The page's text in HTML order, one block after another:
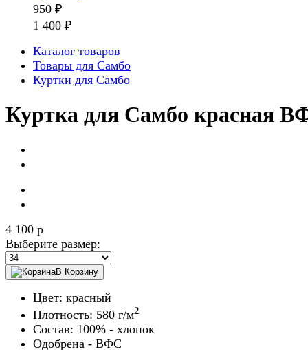
950 ₽
1 400 ₽
Каталог товаров
Товары для Самбо
Куртки для Самбо
Куртка для Самбо красная
4 100 p
Выберите размер:
В Корзину
Цвет: красный
Плотность: 580 г/м2
Состав: 100% - хлопок
Одобрена - ВФС